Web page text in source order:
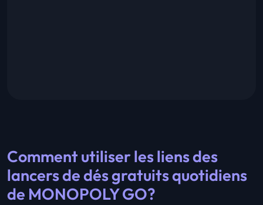
Comment utiliser les liens des
lancers de dés gratuits quotidiens
de MONOPOLY GO?